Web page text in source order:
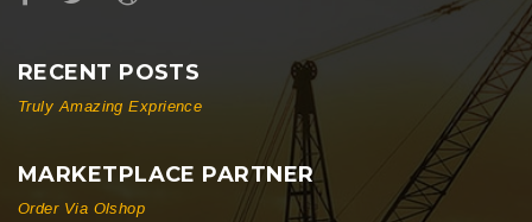
RECENT POSTS
Truly Amazing Exprience
MARKETPLACE PARTNER
Order Via Olshop